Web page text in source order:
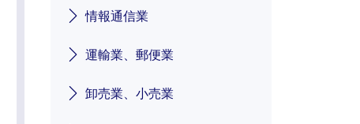
情報通信業
運輸業、郵便業
卸売業、小売業